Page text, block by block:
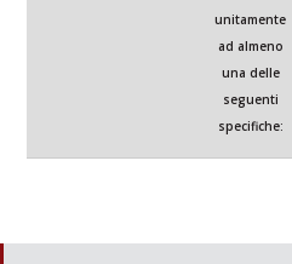
unitamente
ad almeno
una delle
seguenti
specifiche: